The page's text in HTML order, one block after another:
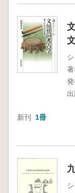
著
発
出
新刊 1冊